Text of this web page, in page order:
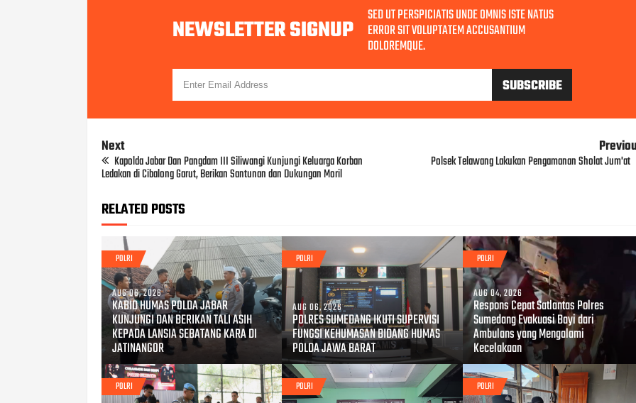
NEWSLETTER SIGNUP SED UT PERSPICIATIS UNDE OMNIS ISTE NATUS
ERROR SIT VOLUPTATEM ACCUSANTIUM
DOLOREMQUE.
Next
Kapolda Jabar Dan Pangdam III Siliwangi Kunjungi Keluarga Korban
Ledakan di Cibalong Garut, Berikan Santunan dan Dukungan Moril
Polsek Telawang Lakukan Pengamanan Sholat Jum'at
RELATED POSTS
POLRI
AUG 06, 2026
KABID HUMAS POLDA JABAR
KUNJUNGI DAN BERIKAN TALI ASIH
KEPADA LANSIA SEBATANG KARA DI
JATINANGOR
POLRI
AUG 06, 2026
POLRES SUMEDANG IKUTI SUPERVISI
FUNGSI KEHUMASAN BIDANG HUMAS
POLDA JAWA BARAT
POLRI
AUG 04, 2026
Respons Cepat Satlantas Polres
Sumedang Evakuasi Bayi dari
Ambulans yang Mengalami
Kecelakaan
POLRI POLRI POLRI